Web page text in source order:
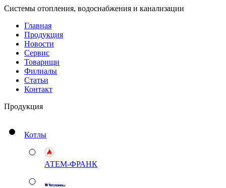
Системы отопления, водоснабжения и канализации
Главная
Продукция
Новости
Сервис
Товарищи
Филиалы
Статьи
Контакт
Продукция
Котлы
АТЕМ-ФРАНК